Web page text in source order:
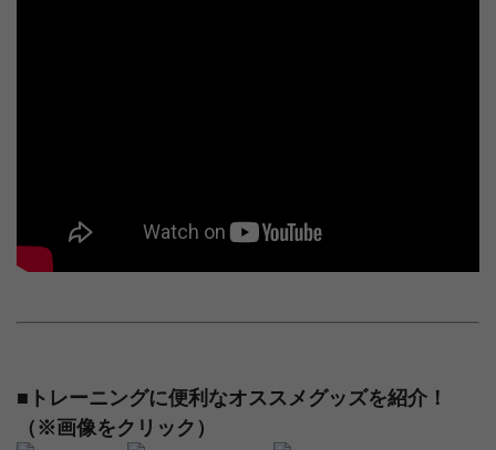
■トレーニングに便利なオススメグッズを紹介！
（※画像をクリック）